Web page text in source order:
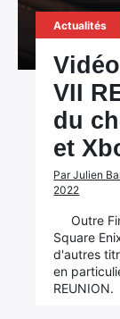
Actualités
VII
du
et
Par Julien
2022
Outre
Square
d'autres
en
REUNION.